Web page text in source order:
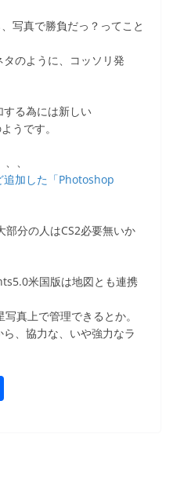
写真で勝負だっ？ってこと
のように、コッソリ発
る為には新しい
うです。
、
追加した「Photoshop
部分の人はCS2必要無いか
米国版は地図とも連携
真上で管理できるとか。
、協力な、いや強力なラ